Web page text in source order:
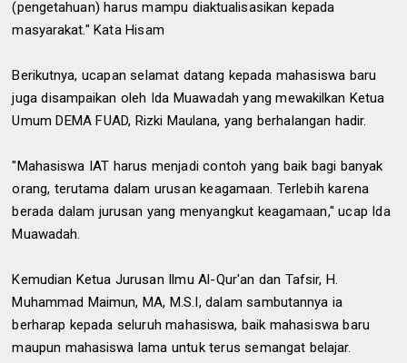
(pengetahuan) harus mampu diaktualisasikan kepada
masyarakat." Kata Hisam
Berikutnya, ucapan selamat datang kepada mahasiswa baru
juga disampaikan oleh Ida Muawadah yang mewakilkan Ketua
Umum DEMA FUAD, Rizki Maulana, yang berhalangan hadir.
"Mahasiswa IAT harus menjadi contoh yang baik bagi banyak
orang, terutama dalam urusan keagamaan. Terlebih karena
berada dalam jurusan yang menyangkut keagamaan," ucap Ida
Muawadah.
Kemudian Ketua Jurusan Ilmu Al-Qur'an dan Tafsir, H.
Muhammad Maimun, MA, M.S.I, dalam sambutannya ia
berharap kepada seluruh mahasiswa, baik mahasiswa baru
maupun mahasiswa lama untuk terus semangat belajar.